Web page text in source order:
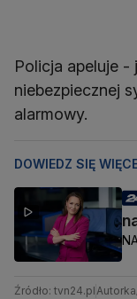
Policja apeluje -
niebezpiecznej
alarmowy.
DOWIEDZ SIĘ
Źródło: tvn24.pl